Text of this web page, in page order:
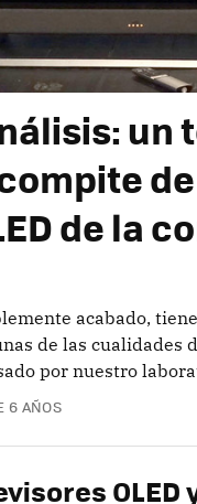
de la
acabado,
de las cualidades
por nuestro
6 AÑOS
OLED